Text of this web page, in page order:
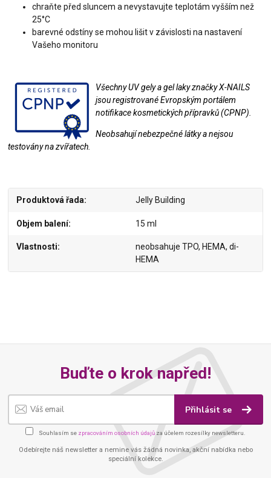
chraňte před sluncem a nevystavujte teplotám vyšším než
25°C
barevné odstíny se mohou lišit v závislosti na nastavení
Vašeho monitoru
Všechny UV gely a gel laky značky X-NAILS
jsou registrované Evropským portálem
notifikace kosmetických přípravků (CPNP).
Neobsahují nebezpečné látky a nejsou
testovány na zvířatech.
Produktová řada Jelly Building
Objem balení 15 ml
Vlastnosti
neobsahuje TPO, HEMA, di-
HEMA
Buďte o krok napřed!
Přihlásit se
Souhlasím se zpracováním osobních údajů za účelem rozesílky newsletteru.
Odebírejte náš newsletter a nemine vás žádná novinka, akční nabídka nebo
speciální kolekce.